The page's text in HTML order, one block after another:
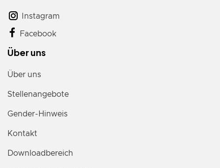
Instagram
Facebook
Über uns
Über uns
Stellenangebote
Gender-Hinweis
Kontakt
Downloadbereich